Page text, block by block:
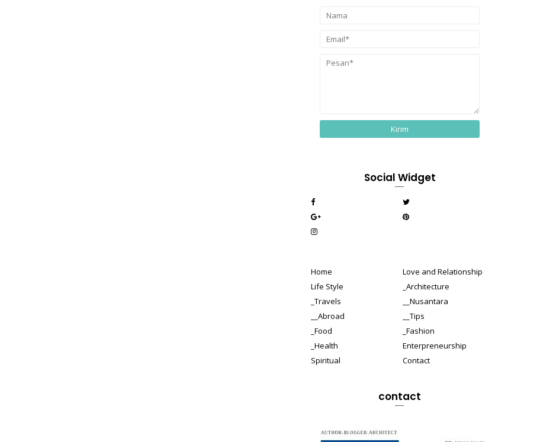
Social Widget
Home
Love and Relationship
Life Style
_Architecture
_Travels
__Nusantara
__Abroad
__Tips
_Food
_Fashion
_Health
Enterpreneurship
Spiritual
Contact
contact